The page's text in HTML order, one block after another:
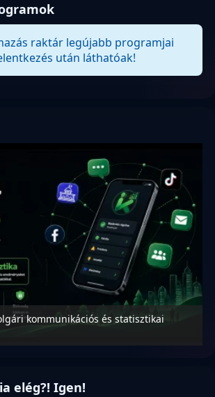
raktár legújabb programjai
után láthatóak!
kommunikációs és statisztikai
elég?! Igen!